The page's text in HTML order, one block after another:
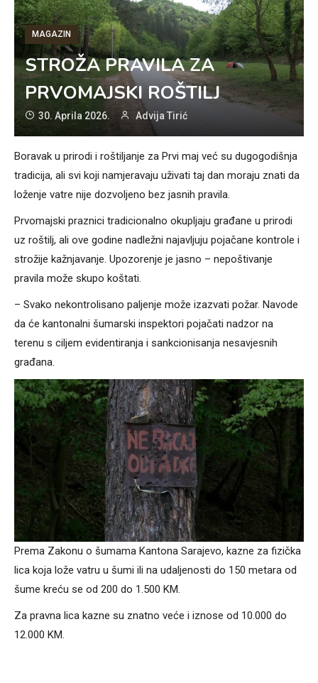
MAGAZIN
STROŽA PRAVILA ZA
PRVOMAJSKI ROŠTILJ
30. Aprila 2026. Advija Tirić
Boravak u prirodi i roštiljanje za Prvi maj već su dugogodišnja
tradicija, ali svi koji namjeravaju uživati taj dan moraju znati da
loženje vatre nije dozvoljeno bez jasnih pravila.
Prvomajski praznici tradicionalno okupljaju građane u prirodi
uz roštilj, ali ove godine nadležni najavljuju pojačane kontrole i
strožije kažnjavanje. Upozorenje je jasno – nepoštivanje
pravila može skupo koštati.
– Svako nekontrolisano paljenje može izazvati požar. Navode
da će kantonalni šumarski inspektori pojačati nadzor na
terenu s ciljem evidentiranja i sankcionisanja nesavjesnih
građana.
Prema Zakonu o šumama Kantona Sarajevo, kazne za fizička
lica koja lože vatru u šumi ili na udaljenosti do 150 metara od
šume kreću se od 200 do 1.500 KM.
Za pravna lica kazne su znatno veće i iznose od 10.000 do
12.000 KM.